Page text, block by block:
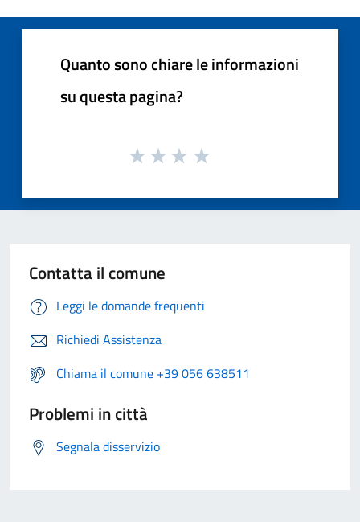
Quanto sono chiare le informazioni
su questa pagina?
Contatta il comune
Leggi le domande frequenti
Richiedi Assistenza
Chiama il comune +39 056 638511
Problemi in città
Segnala disservizio